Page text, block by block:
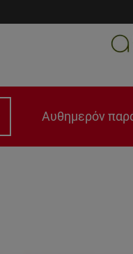
Αυθημερόν